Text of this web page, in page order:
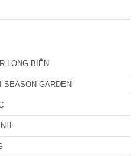
LONG BIÊN
SEASON GARDEN